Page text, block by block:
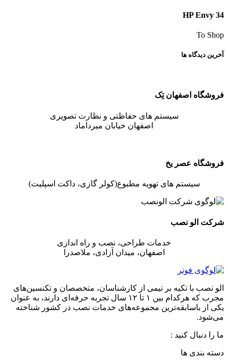
HP Envy 34
To Shop
آخرین دیدگاه ها
فروشگاه اصفهان تِک
سیستم های حفاظتی و نظارت تصویری
اصفهان خیابان میرداماد
فروشگاه عصر یخ
سیستم های تهویه مطبوع(کولر گازی، داکت اسپلیت)
شرکت الو نصب
خدمات طراحی، نصب و راه اندازی
اصفهان، میدان آزادی، ملاصدرا
الو نصب با تکیه بر تیمی از کارشناسان، متخصصان و تکنسین‌های
مجرب که هرکدام بین ۱ تا ۱۲ سال تجربه حرفه‌ای دارند، به عنوان
یکی از باسابقه‌ترین مجموعه‌های خدمات نصب در کشور شناخته
می‌شود.
ما را دنبال کنید :
دسته بندی ها